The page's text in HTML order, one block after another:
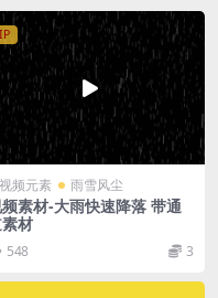
视频元素 雨雪风尘
素材-大雨快速降落 带通
材
548 3